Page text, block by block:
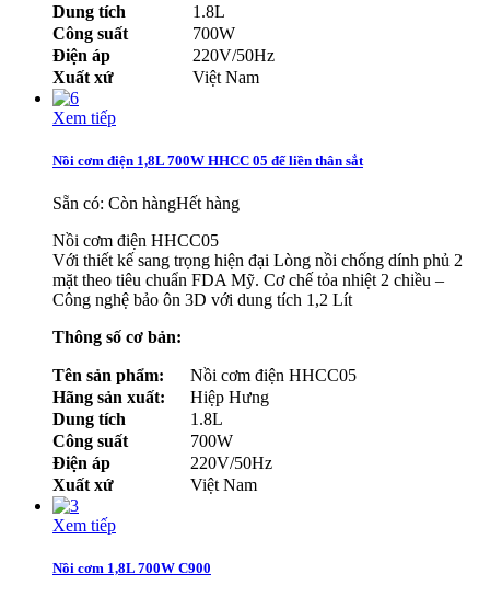
Dung tích
1.8L
Công suất
700W
Điện áp
220V/50Hz
Xuất xứ
Việt Nam
Xem tiếp
Nồi cơm điện 1,8L 700W HHCC 05 đế liền thân sắt
Sẵn có: Còn hàngHết hàng
Nồi cơm điện HHCC05
Với thiết kế sang trọng hiện đại Lòng nồi chống dính phủ 2
mặt theo tiêu chuẩn FDA Mỹ. Cơ chế tỏa nhiệt 2 chiều –
Công nghệ bảo ôn 3D với dung tích 1,2 Lít
Thông số cơ bản:
Tên sản phẩm:
Nồi cơm điện HHCC05
Hãng sản xuất:
Hiệp Hưng
Dung tích
1.8L
Công suất
700W
Điện áp
220V/50Hz
Xuất xứ
Việt Nam
Xem tiếp
Nồi cơm 1,8L 700W C900